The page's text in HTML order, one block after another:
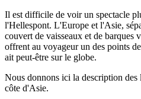
Il est difficile de voir un spectacle
l'Hellespont. L'Europe et l'Asie,
couvert de vaisseaux et de barques
offrent au voyageur un des points
ait peut-être sur le globe.
Nous donnons ici la description des
côte d'Asie.